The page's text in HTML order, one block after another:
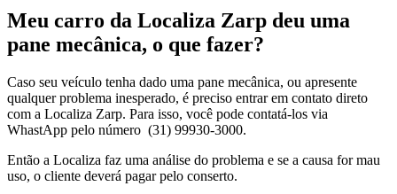
Meu carro da Localiza Zarp deu uma
pane mecânica, o que fazer?
Caso seu veículo tenha dado uma pane mecânica, ou apresente
qualquer problema inesperado, é preciso entrar em contato direto
com a Localiza Zarp. Para isso, você pode contatá-los via
WhastApp pelo número (31) 99930-3000.
Então a Localiza faz uma análise do problema e se a causa for mau
uso, o cliente deverá pagar pelo conserto.